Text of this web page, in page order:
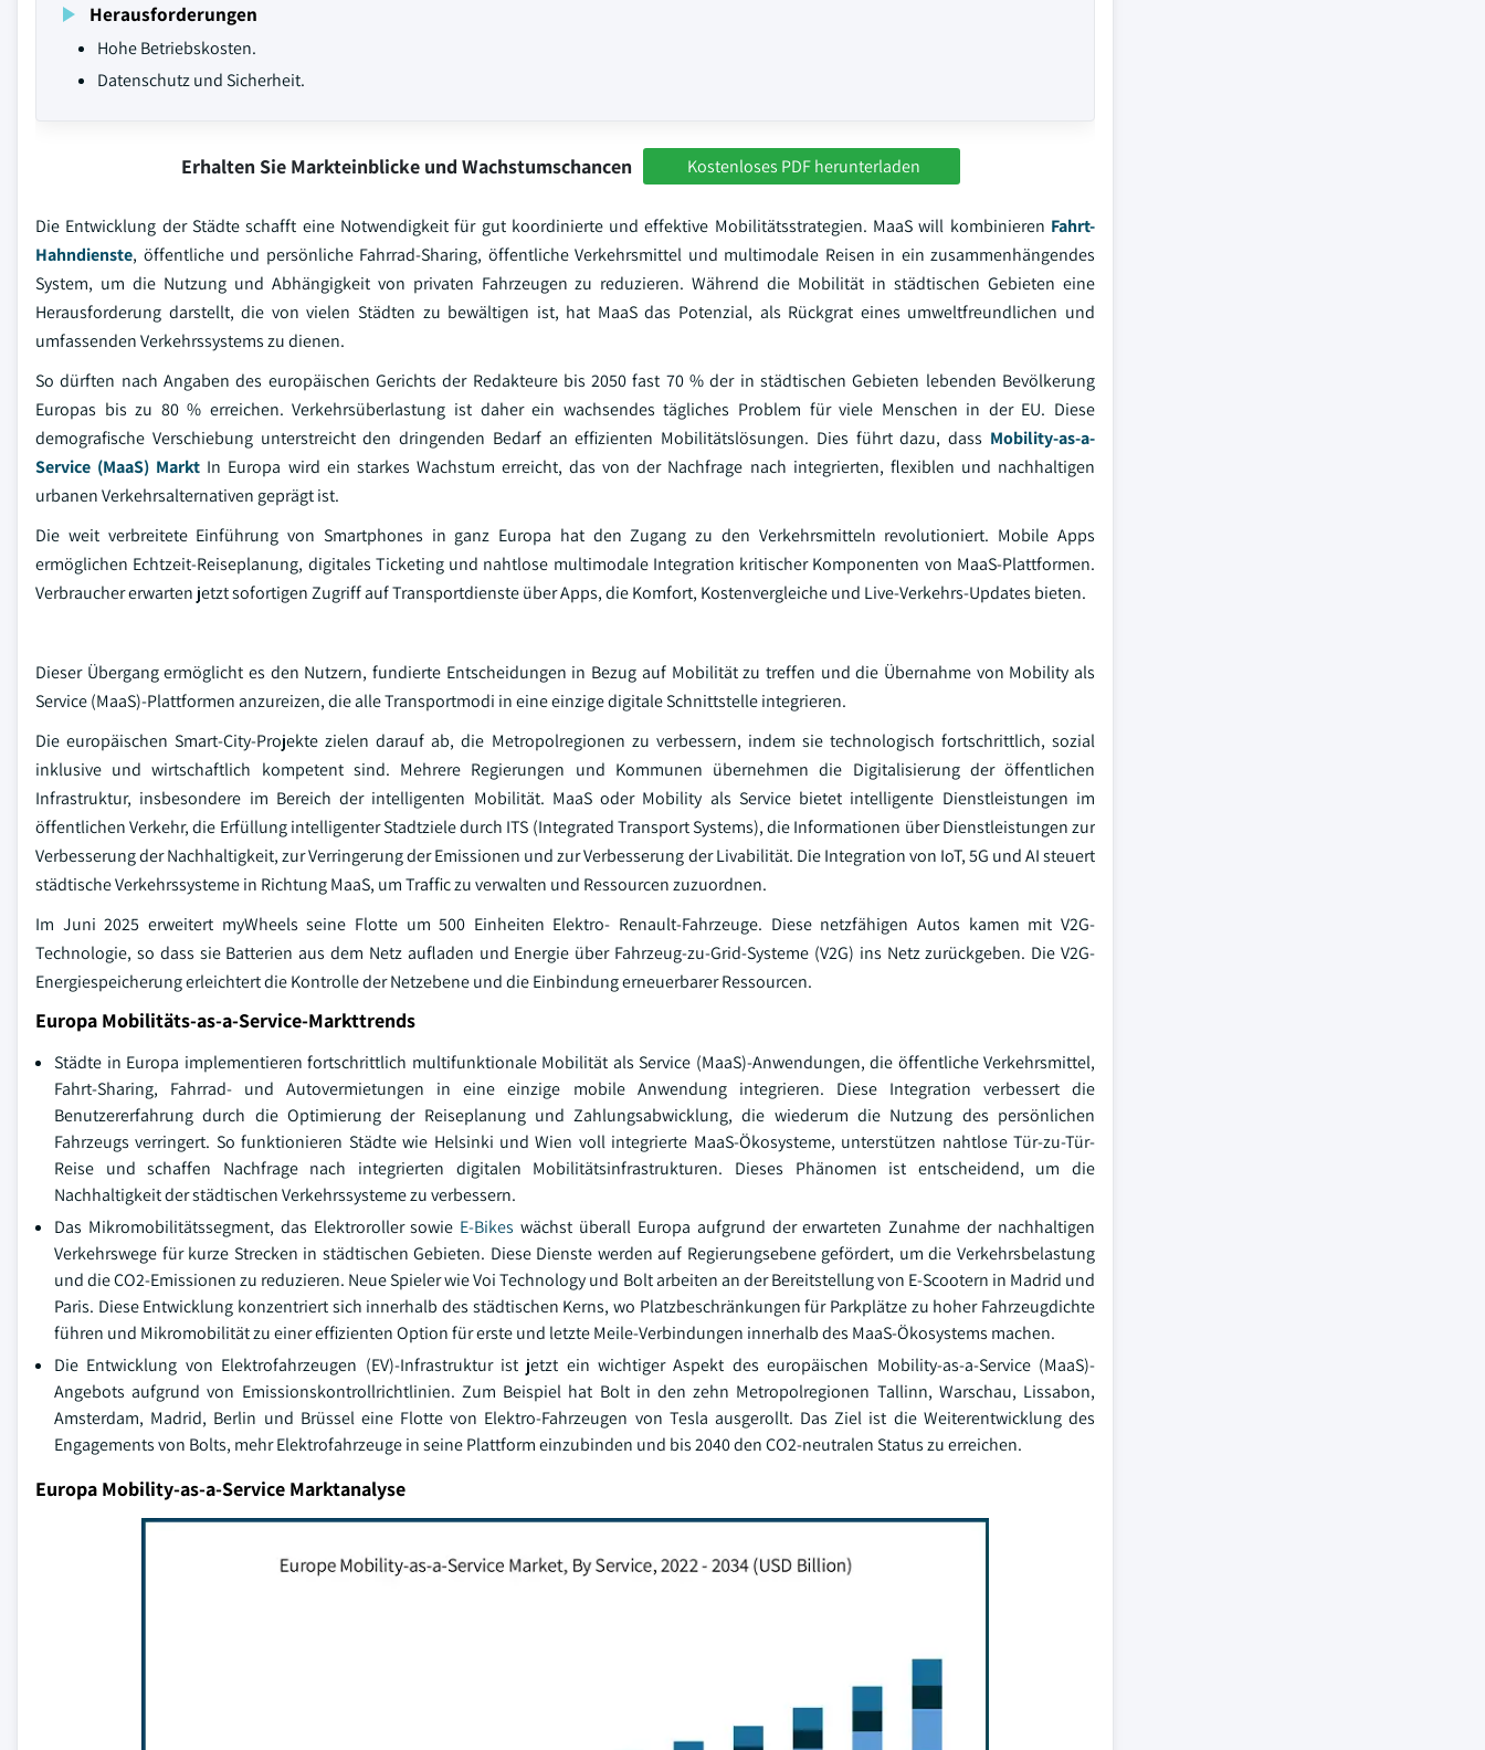
Herausforderungen
Hohe Betriebskosten.
Datenschutz und Sicherheit.
Erhalten Sie Markteinblicke und Wachstumschancen Kostenloses PDF herunterladen
Die Entwicklung der Städte schafft eine Notwendigkeit für gut koordinierte und effektive Mobilitätsstrategien. MaaS will kombinieren Fahrt-
Hahndienste, öffentliche und persönliche Fahrrad-Sharing, öffentliche Verkehrsmittel und multimodale Reisen in ein zusammenhängendes
System, um die Nutzung und Abhängigkeit von privaten Fahrzeugen zu reduzieren. Während die Mobilität in städtischen Gebieten eine
Herausforderung darstellt, die von vielen Städten zu bewältigen ist, hat MaaS das Potenzial, als Rückgrat eines umweltfreundlichen und
umfassenden Verkehrssystems zu dienen.
So dürften nach Angaben des europäischen Gerichts der Redakteure bis 2050 fast 70 % der in städtischen Gebieten lebenden Bevölkerung
Europas bis zu 80 % erreichen. Verkehrsüberlastung ist daher ein wachsendes tägliches Problem für viele Menschen in der EU. Diese
demografische Verschiebung unterstreicht den dringenden Bedarf an effizienten Mobilitätslösungen. Dies führt dazu, dass Mobility-as-a-
Service (MaaS) Markt In Europa wird ein starkes Wachstum erreicht, das von der Nachfrage nach integrierten, flexiblen und nachhaltigen
urbanen Verkehrsalternativen geprägt ist.
Die weit verbreitete Einführung von Smartphones in ganz Europa hat den Zugang zu den Verkehrsmitteln revolutioniert. Mobile Apps
ermöglichen Echtzeit-Reiseplanung, digitales Ticketing und nahtlose multimodale Integration kritischer Komponenten von MaaS-Plattformen.
Verbraucher erwarten jetzt sofortigen Zugriff auf Transportdienste über Apps, die Komfort, Kostenvergleiche und Live-Verkehrs-Updates bieten.
Dieser Übergang ermöglicht es den Nutzern, fundierte Entscheidungen in Bezug auf Mobilität zu treffen und die Übernahme von Mobility als
Service (MaaS)-Plattformen anzureizen, die alle Transportmodi in eine einzige digitale Schnittstelle integrieren.
Die europäischen Smart-City-Projekte zielen darauf ab, die Metropolregionen zu verbessern, indem sie technologisch fortschrittlich, sozial
inklusive und wirtschaftlich kompetent sind. Mehrere Regierungen und Kommunen übernehmen die Digitalisierung der öffentlichen
Infrastruktur, insbesondere im Bereich der intelligenten Mobilität. MaaS oder Mobility als Service bietet intelligente Dienstleistungen im
öffentlichen Verkehr, die Erfüllung intelligenter Stadtziele durch ITS (Integrated Transport Systems), die Informationen über Dienstleistungen zur
Verbesserung der Nachhaltigkeit, zur Verringerung der Emissionen und zur Verbesserung der Livabilität. Die Integration von IoT, 5G und AI steuert
städtische Verkehrssysteme in Richtung MaaS, um Traffic zu verwalten und Ressourcen zuzuordnen.
Im Juni 2025 erweitert myWheels seine Flotte um 500 Einheiten Elektro- Renault-Fahrzeuge. Diese netzfähigen Autos kamen mit V2G-
Technologie, so dass sie Batterien aus dem Netz aufladen und Energie über Fahrzeug-zu-Grid-Systeme (V2G) ins Netz zurückgeben. Die V2G-
Energiespeicherung erleichtert die Kontrolle der Netzebene und die Einbindung erneuerbarer Ressourcen.
Europa Mobilitäts-as-a-Service-Markttrends
Städte in Europa implementieren fortschrittlich multifunktionale Mobilität als Service (MaaS)-Anwendungen, die öffentliche Verkehrsmittel,
Fahrt-Sharing, Fahrrad- und Autovermietungen in eine einzige mobile Anwendung integrieren. Diese Integration verbessert die
Benutzererfahrung durch die Optimierung der Reiseplanung und Zahlungsabwicklung, die wiederum die Nutzung des persönlichen
Fahrzeugs verringert. So funktionieren Städte wie Helsinki und Wien voll integrierte MaaS-Ökosysteme, unterstützen nahtlose Tür-zu-Tür-
Reise und schaffen Nachfrage nach integrierten digitalen Mobilitätsinfrastrukturen. Dieses Phänomen ist entscheidend, um die
Nachhaltigkeit der städtischen Verkehrssysteme zu verbessern.
Das Mikromobilitätssegment, das Elektroroller sowie E-Bikes wächst überall Europa aufgrund der erwarteten Zunahme der nachhaltigen
Verkehrswege für kurze Strecken in städtischen Gebieten. Diese Dienste werden auf Regierungsebene gefördert, um die Verkehrsbelastung
und die CO2-Emissionen zu reduzieren. Neue Spieler wie Voi Technology und Bolt arbeiten an der Bereitstellung von E-Scootern in Madrid und
Paris. Diese Entwicklung konzentriert sich innerhalb des städtischen Kerns, wo Platzbeschränkungen für Parkplätze zu hoher Fahrzeugdichte
führen und Mikromobilität zu einer effizienten Option für erste und letzte Meile-Verbindungen innerhalb des MaaS-Ökosystems machen.
Die Entwicklung von Elektrofahrzeugen (EV)-Infrastruktur ist jetzt ein wichtiger Aspekt des europäischen Mobility-as-a-Service (MaaS)-
Angebots aufgrund von Emissionskontrollrichtlinien. Zum Beispiel hat Bolt in den zehn Metropolregionen Tallinn, Warschau, Lissabon,
Amsterdam, Madrid, Berlin und Brüssel eine Flotte von Elektro-Fahrzeugen von Tesla ausgerollt. Das Ziel ist die Weiterentwicklung des
Engagements von Bolts, mehr Elektrofahrzeuge in seine Plattform einzubinden und bis 2040 den CO2-neutralen Status zu erreichen.
Europa Mobility-as-a-Service Marktanalyse